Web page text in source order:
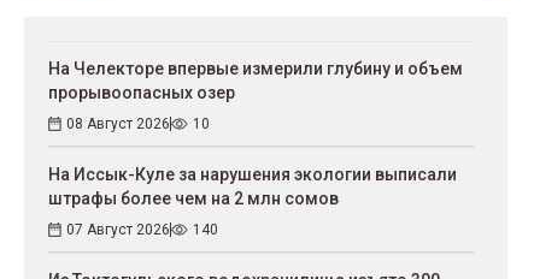
На Челекторе впервые измерили глубину и объем
прорывоопасных озер
08 Август 2026 10
На Иссык-Куле за нарушения экологии выписали
штрафы более чем на 2 млн сомов
07 Август 2026 140